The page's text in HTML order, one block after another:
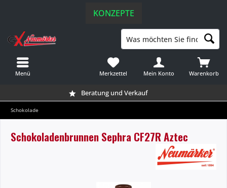
KONZEPTE
Beratung und Verkauf
Warenkorb
Merkzettel Mein Konto
Menü
Schokolade
Schokoladenbrunnen Sephra CF27R Aztec